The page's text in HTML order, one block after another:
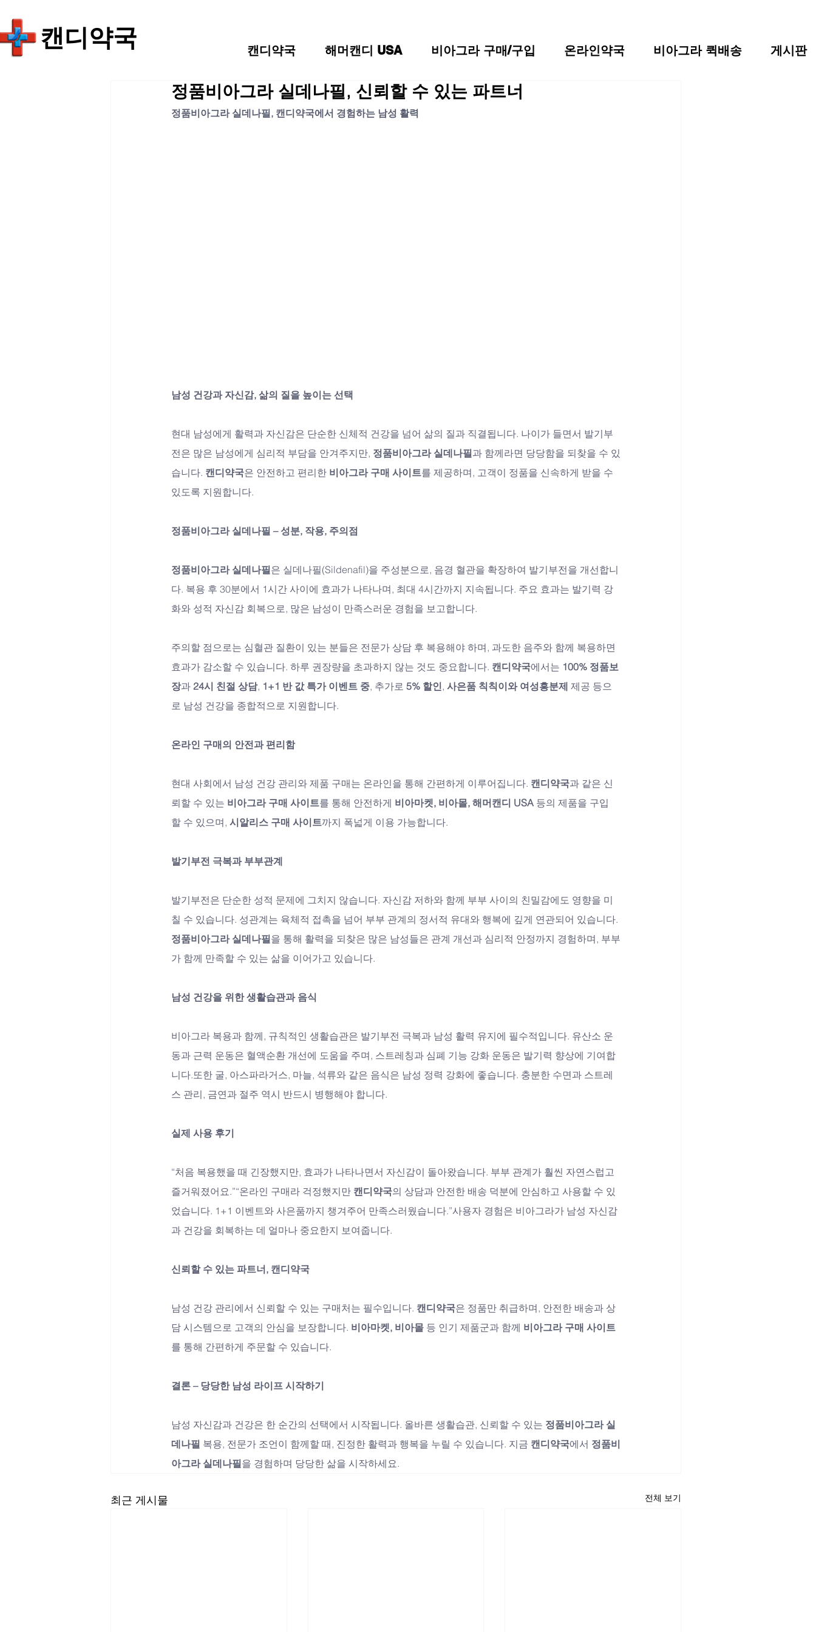
​캔디약국 캔디약국 해머캔디 USA 비아그라 구매/구입 온라인약국 비아그라 퀵배송 게시판
정품비아그라 실데나필, 신뢰할 수 있는 파트너
정품비아그라 실데나필, 캔디약국에서 경험하는 남성 활력
남성 건강과 자신감, 삶의 질을 높이는 선택
현대 남성에게 활력과 자신감은 단순한 신체적 건강을 넘어 삶의 질과 직결됩니다. 나이가 들면서 발기부
전은 많은 남성에게 심리적 부담을 안겨주지만, 정품비아그라 실데나필과 함께라면 당당함을 되찾을 수 있
습니다. 캔디약국은 안전하고 편리한 비아그라 구매 사이트를 제공하며, 고객이 정품을 신속하게 받을 수
있도록 지원합니다.
정품비아그라 실데나필 – 성분, 작용, 주의점
정품비아그라 실데나필은 실데나필(Sildenafil)을 주성분으로, 음경 혈관을 확장하여 발기부전을 개선합니
다. 복용 후 30분에서 1시간 사이에 효과가 나타나며, 최대 4시간까지 지속됩니다. 주요 효과는 발기력 강
화와 성적 자신감 회복으로, 많은 남성이 만족스러운 경험을 보고합니다.
주의할 점으로는 심혈관 질환이 있는 분들은 전문가 상담 후 복용해야 하며, 과도한 음주와 함께 복용하면
효과가 감소할 수 있습니다. 하루 권장량을 초과하지 않는 것도 중요합니다. 캔디약국에서는 100% 정품보
장과 24시 친절 상담, 1+1 반 값 특가 이벤트 중, 추가로 5% 할인, 사은품 칙칙이와 여성흥분제 제공 등으
로 남성 건강을 종합적으로 지원합니다.
온라인 구매의 안전과 편리함
현대 사회에서 남성 건강 관리와 제품 구매는 온라인을 통해 간편하게 이루어집니다. 캔디약국과 같은 신
뢰할 수 있는 비아그라 구매 사이트를 통해 안전하게 비아마켓, 비아몰, 해머캔디 USA 등의 제품을 구입
할 수 있으며, 시알리스 구매 사이트까지 폭넓게 이용 가능합니다.
발기부전 극복과 부부관계
발기부전은 단순한 성적 문제에 그치지 않습니다. 자신감 저하와 함께 부부 사이의 친밀감에도 영향을 미
칠 수 있습니다. 성관계는 육체적 접촉을 넘어 부부 관계의 정서적 유대와 행복에 깊게 연관되어 있습니다.
정품비아그라 실데나필을 통해 활력을 되찾은 많은 남성들은 관계 개선과 심리적 안정까지 경험하며, 부부
가 함께 만족할 수 있는 삶을 이어가고 있습니다.
남성 건강을 위한 생활습관과 음식
비아그라 복용과 함께, 규칙적인 생활습관은 발기부전 극복과 남성 활력 유지에 필수적입니다. 유산소 운
동과 근력 운동은 혈액순환 개선에 도움을 주며, 스트레칭과 심폐 기능 강화 운동은 발기력 향상에 기여합
니다.또한 굴, 아스파라거스, 마늘, 석류와 같은 음식은 남성 정력 강화에 좋습니다. 충분한 수면과 스트레
스 관리, 금연과 절주 역시 반드시 병행해야 합니다.
실제 사용 후기
“처음 복용했을 때 긴장했지만, 효과가 나타나면서 자신감이 돌아왔습니다. 부부 관계가 훨씬 자연스럽고
즐거워졌어요.”“온라인 구매라 걱정했지만 캔디약국의 상담과 안전한 배송 덕분에 안심하고 사용할 수 있
었습니다. 1+1 이벤트와 사은품까지 챙겨주어 만족스러웠습니다.”사용자 경험은 비아그라가 남성 자신감
과 건강을 회복하는 데 얼마나 중요한지 보여줍니다.
신뢰할 수 있는 파트너, 캔디약국
남성 건강 관리에서 신뢰할 수 있는 구매처는 필수입니다. 캔디약국은 정품만 취급하며, 안전한 배송과 상
담 시스템으로 고객의 안심을 보장합니다. 비아마켓, 비아몰 등 인기 제품군과 함께 비아그라 구매 사이트
를 통해 간편하게 주문할 수 있습니다.
결론 – 당당한 남성 라이프 시작하기
남성 자신감과 건강은 한 순간의 선택에서 시작됩니다. 올바른 생활습관, 신뢰할 수 있는 정품비아그라 실
데나필 복용, 전문가 조언이 함께할 때, 진정한 활력과 행복을 누릴 수 있습니다. 지금 캔디약국에서 정품비
아그라 실데나필을 경험하며 당당한 삶을 시작하세요.
최근 게시물 전체 보기